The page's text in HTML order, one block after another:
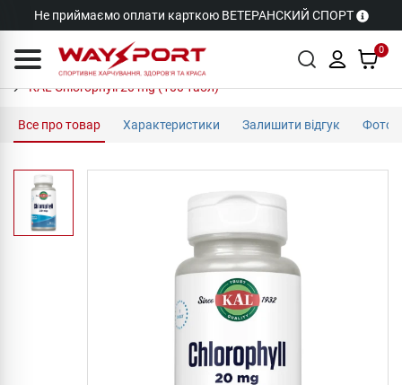
Не приймаємо оплати карткою ВЕТЕРАНСКИЙ СПОРТ
0
KAL Chlorophyll 20 mg (100 табл)
Все про товар Характеристики Залишити відгук Фото